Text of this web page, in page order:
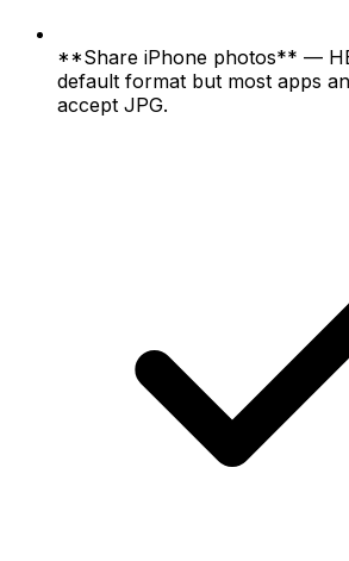
**Share iPhone photos** —
default format but most apps
accept JPG.